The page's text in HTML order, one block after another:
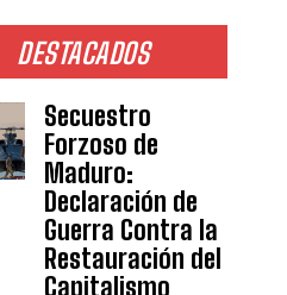
DESTACADOS
Secuestro
Forzoso de
Maduro:
Declaración de
Guerra Contra la
Restauración del
Capitalismo